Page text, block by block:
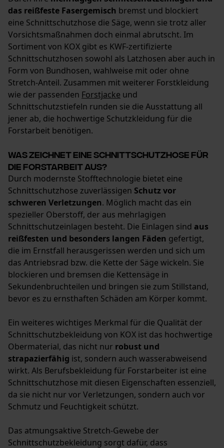
das reißfeste Fasergemisch bremst und blockiert
eine Schnittschutzhose die Säge, wenn sie trotz aller
Vorsichtsmaßnahmen doch einmal abrutscht. Im
Sortiment von KOX gibt es KWF-zertifizierte
Schnittschutzhosen sowohl als Latzhosen aber auch in
Form von Bundhosen, wahlweise mit oder ohne
Stretch-Anteil. Zusammen mit weiterer Forstkleidung
wie der passenden Forstjacke und
Schnittschutzstiefeln runden sie die Ausstattung all
jener ab, die hochwertige Schutzkleidung für die
Forstarbeit benötigen.
Was zeichnet eine Schnittschutzhose für
die Forstarbeit aus?
Durch modernste Stofftechnologie bietet eine
Schnittschutzhose zuverlässigen Schutz vor
schweren Verletzungen. Möglich macht das ein
spezieller Oberstoff, der aus mehrlagigen
Schnittschutzeinlagen besteht. Die Einlagen sind aus
reißfesten und besonders langen Fäden gefertigt,
die im Ernstfall herausgerissen werden und sich um
das Antriebsrad bzw. die Kette der Säge wickeln. Sie
blockieren und bremsen die Kettensäge in
Sekundenbruchteilen und bringen sie zum Stillstand,
bevor es zu ernsthaften Schäden am Körper kommt.
Ein weiteres wichtiges Merkmal für die Qualität der
Schnittschutzbekleidung von KOX ist das hochwertige
Obermaterial, das nicht nur robust und
strapazierfähig ist, sondern auch wasserabweisend
wirkt. Als Berufsbekleidung für Forstarbeiter ist eine
Schnittschutzhose mit diesen Eigenschaften essenziell,
da sie nicht nur vor Verletzungen, sondern auch vor
Schmutz und Feuchtigkeit schützt.
Das atmungsaktive Stretch-Gewebe der
Schnittschutzbekleidung sorgt dafür, dass
Datenverarbeitung
Econda Tag Manager
Statistik Cookies
Econda Analytics
Mouseflow Web Analytics Tool
Funktionale Cookies
Loop54 Personalization
Personalisierte Startseite
Gespeicherter Warenkorb
Persönliche Begrüßung
Geo-IP und User Detection
Google Maps
Kontaktaufnahme per Chat
Marketing Cookies
Google Global Site Tag
Microsoft Advertising Universal